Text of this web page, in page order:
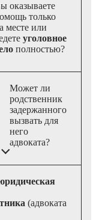
оказываете
только
месте или
уголовное
полностью?
Может ли
родственник
задержанного
вызвать для
него
адвоката?
(адвоката